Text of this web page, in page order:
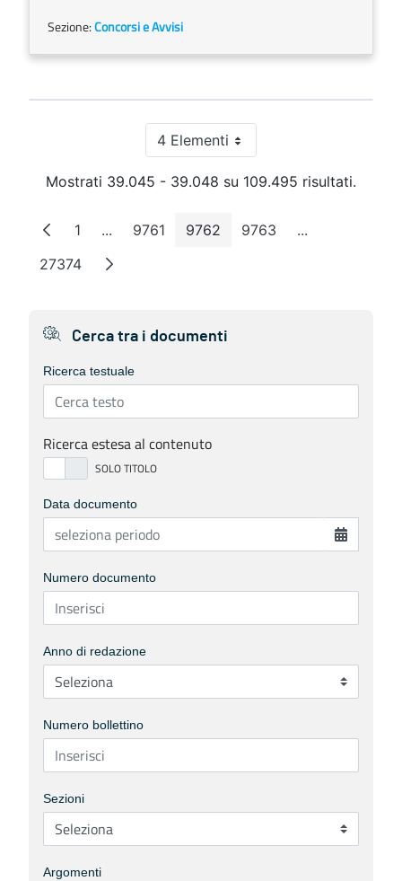
Sezione:Concorsi e Avvisi
4 ElementiPer pagina
Mostrati 39.045 - 39.048 su 109.495 risultati.
Pagina
1 ...Pagine intermedie
Pagina
9761 Pagina
9762 Pagina
9763 ...Pagine
Pagina
27374
Cerca tra i documenti
Ricerca testuale
Ricerca estesa al contenuto
Data documento
Numero documento
Anno di redazione
Numero bollettino
Sezioni
Argomenti